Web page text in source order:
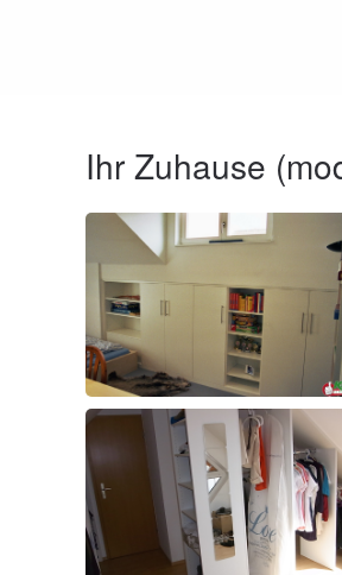
Ihr Zuhause